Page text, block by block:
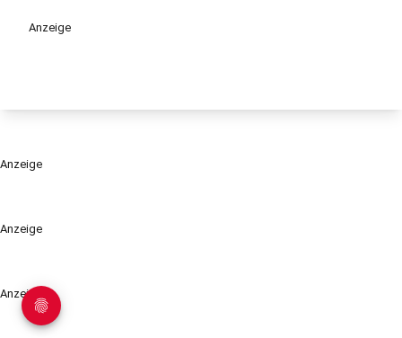
Anzeige
Anzeige
Anzeige
Anzeige